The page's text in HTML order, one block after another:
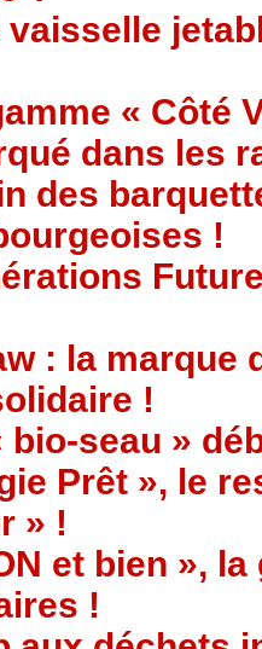
vaisselle
« Côté
dans les
des
!
: la marque
!
bio-seau »
Prêt », le
» !
et bien »,
!